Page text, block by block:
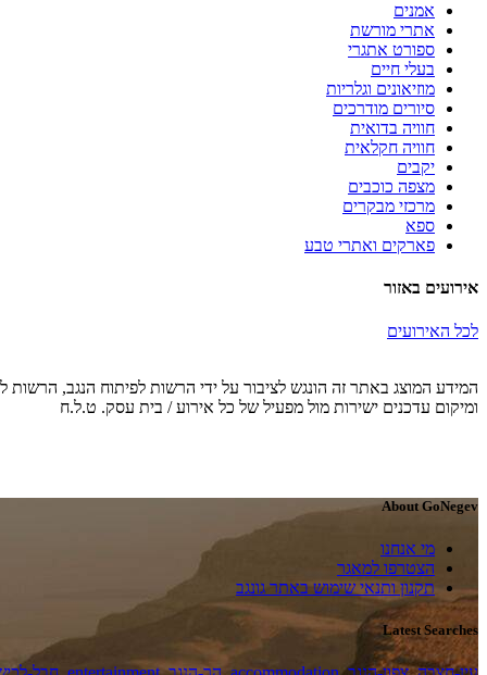
אמנים
אתרי מורשת
ספורט אתגרי
בעלי חיים
מוזיאונים וגלריות
סיורים מודרכים
חוויה בדואית
חוויה חקלאית
יקבים
מצפה כוכבים
מרכזי מבקרים
ספא
פארקים ואתרי טבע
אירועים באזור
לכל האירועים
המידע המוצג באתר זה הונגש לציבור על ידי הרשות לפיתוח הנגב,
ומיקום עדכנים ישירות מול מפעיל של כל אירוע / בית עסק. ט.ל.ח
About GoNegev
מי אנחנו
הצטרפו למאגר
תקנון ותנאי שימוש באתר גונגב
Latest Searches